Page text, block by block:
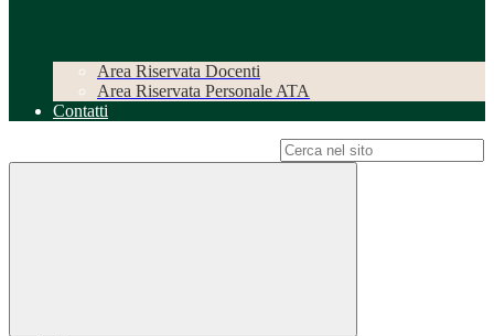
Area Riservata Docenti
Area Riservata Personale ATA
Contatti